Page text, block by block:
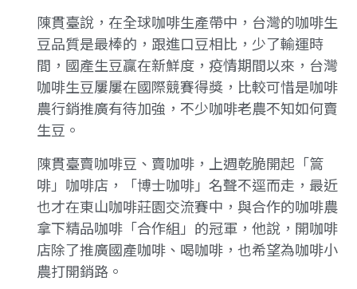
陳貫臺說，在全球咖啡生產帶中，台灣的咖啡生
豆品質是最棒的，跟進口豆相比，少了輸運時
間，國產生豆贏在新鮮度，疫情期間以來，台灣
咖啡生豆屢屢在國際競賽得獎，比較可惜是咖啡
農行銷推廣有待加強，不少咖啡老農不知如何賣
生豆。
陳貫臺賣咖啡豆、賣咖啡，上週乾脆開起「篙
啡」咖啡店，「博士咖啡」名聲不逕而走，最近
也才在東山咖啡莊園交流賽中，與合作的咖啡農
拿下精品咖啡「合作組」的冠軍，他說，開咖啡
店除了推廣國產咖啡、喝咖啡，也希望為咖啡小
農打開銷路。